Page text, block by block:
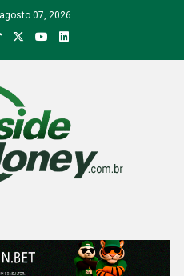
07, 2026